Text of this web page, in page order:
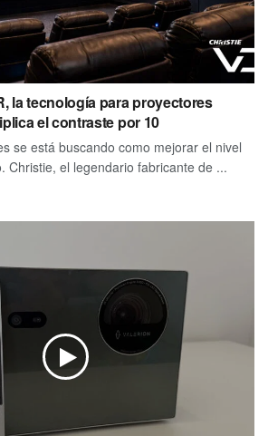
la tecnología para proyectores
el contraste por 10
se está buscando como mejorar el nivel
Christie, el legendario fabricante de ...